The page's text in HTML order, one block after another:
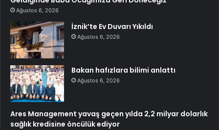
Ağustos 6, 2026
İznik’te Ev Duvarı Yıkıldı
Ağustos 6, 2026
Bakan hafızlara bilimi anlattı
Ağustos 6, 2026
Ares Management yavaş geçen yılda 2,2 milyar dolarlık
sağlık kredisine öncülük ediyor